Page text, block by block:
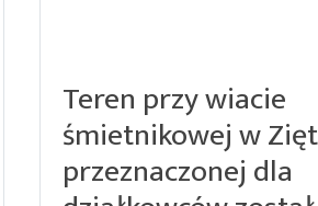
Teren przy wiacie
śmietnikowej w
przeznaczonej dla